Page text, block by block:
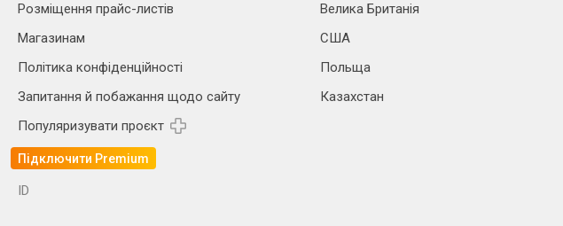
Розміщення прайс-листів
Магазинам
Політика конфіденційності
Запитання й побажання щодо сайту
Популяризувати проєкт
Підключити Premium
Велика Британія
США
Польща
Казахстан
ID